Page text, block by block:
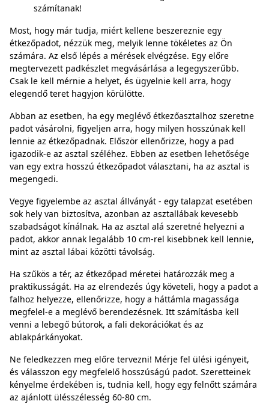
számítanak!
Most, hogy már tudja, miért kellene beszereznie egy
étkezőpadot, nézzük meg, melyik lenne tökéletes az Ön
számára. Az első lépés a mérések elvégzése. Egy előre
megtervezett padkészlet megvásárlása a legegyszerűbb.
Csak le kell mérnie a helyet, és ügyelnie kell arra, hogy
elegendő teret hagyjon körülötte.
Abban az esetben, ha egy meglévő étkezőasztalhoz szeretne
padot vásárolni, figyeljen arra, hogy milyen hosszúnak kell
lennie az étkezőpadnak. Először ellenőrizze, hogy a pad
igazodik-e az asztal széléhez. Ebben az esetben lehetősége
van egy extra hosszú étkezőpadot választani, ha az asztal is
megengedi.
Vegye figyelembe az asztal állványát - egy talapzat esetében
sok hely van biztosítva, azonban az asztallábak kevesebb
szabadságot kínálnak. Ha az asztal alá szeretné helyezni a
padot, akkor annak legalább 10 cm-rel kisebbnek kell lennie,
mint az asztal lábai közötti távolság.
Ha szűkös a tér, az étkezőpad méretei határozzák meg a
praktikusságát. Ha az elrendezés úgy követeli, hogy a padot a
falhoz helyezze, ellenőrizze, hogy a háttámla magassága
megfelel-e a meglévő berendezésnek. Itt számításba kell
venni a lebegő bútorok, a fali dekorációkat és az
ablakpárkányokat.
Ne feledkezzen meg előre tervezni! Mérje fel ülési igényeit,
és válasszon egy megfelelő hosszúságú padot. Szeretteinek
kényelme érdekében is, tudnia kell, hogy egy felnőtt számára
az ajánlott ülésszélesség 60-80 cm.